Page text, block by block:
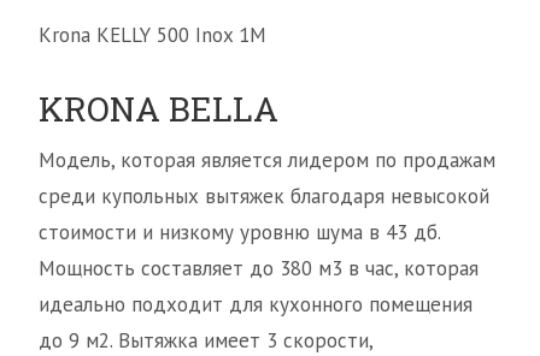
Krona KELLY 500 Inox 1M
KRONA BELLA
Модель, которая является лидером по продажам
среди купольных вытяжек благодаря невысокой
стоимости и низкому уровню шума в 43 дб.
Мощность составляет до 380 м3 в час, которая
идеально подходит для кухонного помещения
до 9 м2. Вытяжка имеет 3 скорости,